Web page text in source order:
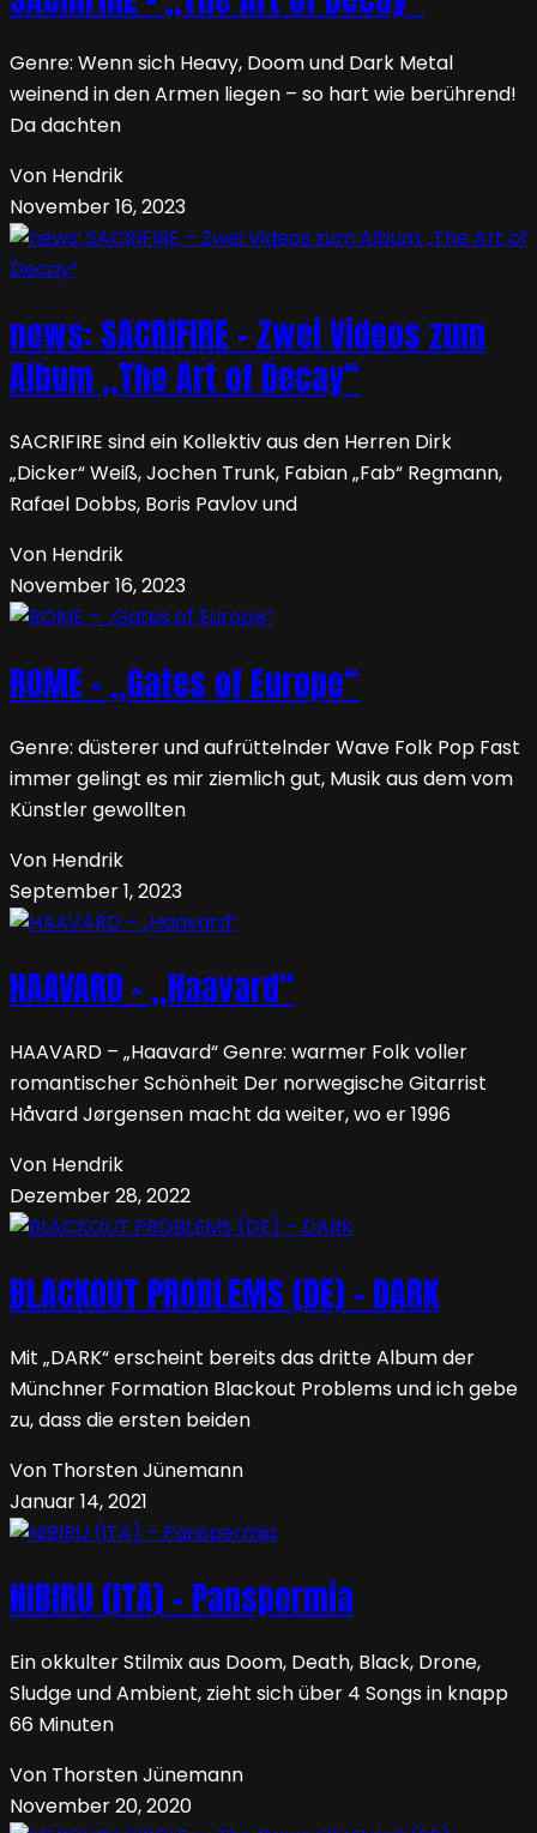
Genre: Wenn sich Heavy, Doom und Dark Metal
weinend in den Armen liegen – so hart wie berührend!
Da dachten
Von Hendrik
November 16, 2023
news: SACRIFIRE – Zwei Videos zum
Album „The Art of Decay“
SACRIFIRE sind ein Kollektiv aus den Herren Dirk
„Dicker“ Weiß, Jochen Trunk, Fabian „Fab“ Regmann,
Rafael Dobbs, Boris Pavlov und
Von Hendrik
November 16, 2023
ROME – „Gates of Europe“
Genre: düsterer und aufrüttelnder Wave Folk Pop Fast
immer gelingt es mir ziemlich gut, Musik aus dem vom
Künstler gewollten
Von Hendrik
September 1, 2023
HAAVARD – „Haavard“
HAAVARD – „Haavard“ Genre: warmer Folk voller
romantischer Schönheit Der norwegische Gitarrist
Håvard Jørgensen macht da weiter, wo er 1996
Von Hendrik
Dezember 28, 2022
BLACKOUT PROBLEMS (DE) – DARK
Mit „DARK“ erscheint bereits das dritte Album der
Münchner Formation Blackout Problems und ich gebe
zu, dass die ersten beiden
Von Thorsten Jünemann
Januar 14, 2021
NIBIRU (ITA) – Panspermia
Ein okkulter Stilmix aus Doom, Death, Black, Drone,
Sludge und Ambient, zieht sich über 4 Songs in knapp
66 Minuten
Von Thorsten Jünemann
November 20, 2020